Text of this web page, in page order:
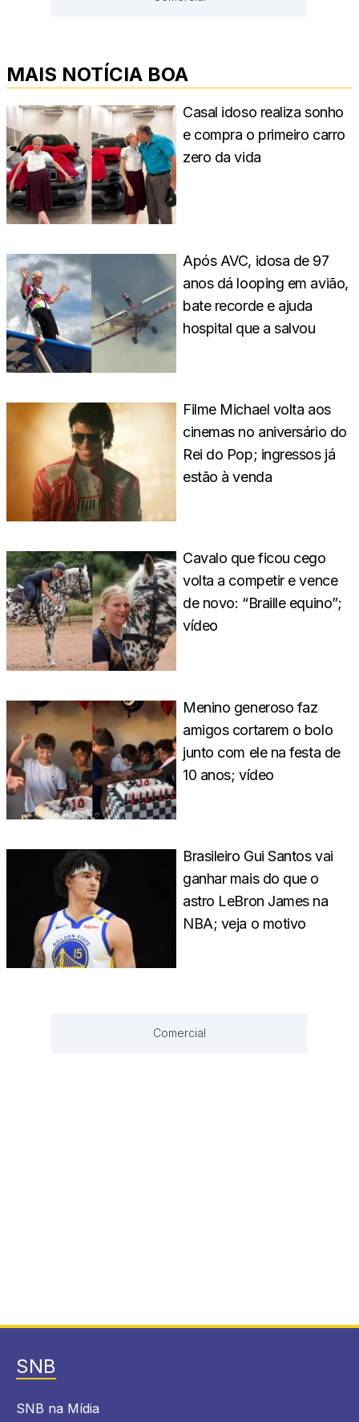
MAIS NOTÍCIA BOA
Casal idoso realiza sonho
e compra o primeiro carro
zero da vida
Após AVC, idosa de 97
anos dá looping em avião,
bate recorde e ajuda
hospital que a salvou
Filme Michael volta aos
cinemas no aniversário do
Rei do Pop; ingressos já
estão à venda
Cavalo que ficou cego
volta a competir e vence
de novo: “Braille equino”;
vídeo
Menino generoso faz
amigos cortarem o bolo
junto com ele na festa de
10 anos; vídeo
Brasileiro Gui Santos vai
ganhar mais do que o
astro LeBron James na
NBA; veja o motivo
Comercial
SNB
SNB na Mídia